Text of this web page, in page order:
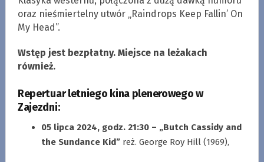
oraz nieśmiertelny utwór „Raindrops Keep Fallin’ On
My Head”.
Wstęp jest bezpłatny. Miejsce na leżakach
również.
Repertuar letniego kina plenerowego w
Zajezdni:
05 lipca 2024, godz. 21:30 – „Butch Cassidy and
the Sundance Kid”reż. George Roy Hill (1969),